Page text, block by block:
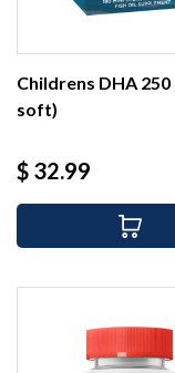
Childrens DHA 250
soft)
Precio
$ 32.99